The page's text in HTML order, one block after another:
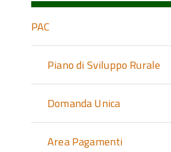
PAC
Piano di Sviluppo Rurale
Domanda Unica
Area Pagamenti